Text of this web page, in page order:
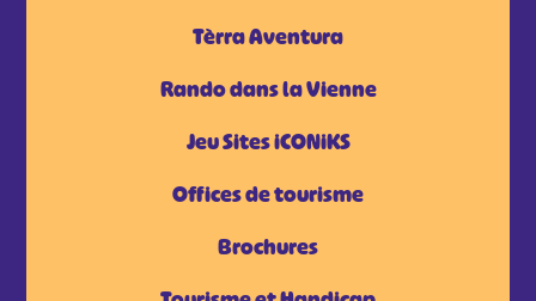
Tèrra Aventura
Rando dans la Vienne
Jeu Sites iCONiKS
Offices de tourisme
Brochures